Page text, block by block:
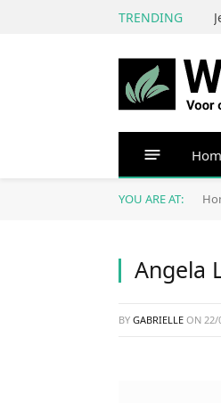
TRENDING
YOU ARE AT:
Angela
BY GABRIELLE ON 22/